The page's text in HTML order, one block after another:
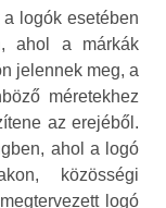
logók esetében
ahol a márkák
jelennek meg, a
méretekhez
az erejéből.
ahol a logó
közösségi
logó